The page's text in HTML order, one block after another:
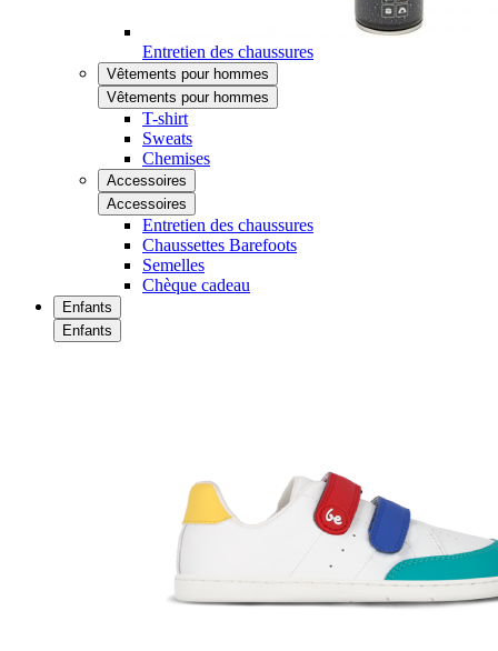
Entretien des chaussures
Vêtements pour hommes
Vêtements pour hommes
T-shirt
Sweats
Chemises
Accessoires
Accessoires
Entretien des chaussures
Chaussettes Barefoots
Semelles
Chèque cadeau
Enfants
Enfants